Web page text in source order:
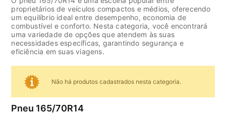
proprietários de veículos compactos e médios, oferecendo
um equilíbrio ideal entre desempenho, economia de
combustível e conforto. Nesta categoria, você encontrar
uma variedade de opções que atendem às suas
necessidades específicas, garantindo segurança e
eficiência em suas viagens.
Não há produtos cadastrados nesta categoria.
Pneu 165/70R14